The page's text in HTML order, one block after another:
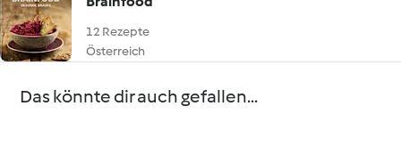
12 Rezepte
Österreich
Das könnte dir auch gefallen...